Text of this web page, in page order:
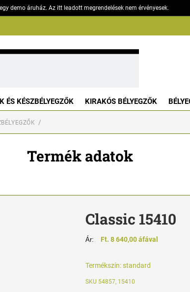
demo áruház. Az itt leadott megrendelések nem érvényesek.
ÉS KÉSZBÉLYEGZŐK KIRAKÓS BÉLYEGZŐK
Termék adatok
Classic 15410
Ár: Ft. 8 640,00 áfával
Termékszín:standard
SKU 54857, 15410